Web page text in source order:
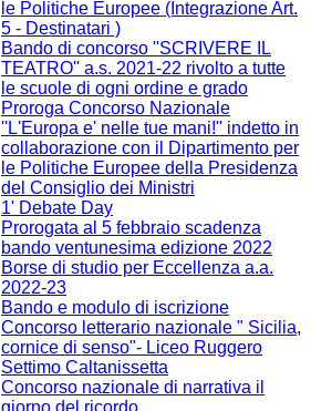
le Politiche Europee (Integrazione Art.
5 - Destinatari )
Bando di concorso ''SCRIVERE IL
TEATRO'' a.s. 2021-22 rivolto a tutte
le scuole di ogni ordine e grado
Proroga Concorso Nazionale
''L'Europa e' nelle tue mani!'' indetto in
collaborazione con il Dipartimento per
le Politiche Europee della Presidenza
del Consiglio dei Ministri
1' Debate Day
Prorogata al 5 febbraio scadenza
bando ventunesima edizione 2022
Borse di studio per Eccellenza a.a.
2022-23
Bando e modulo di iscrizione
Concorso letterario nazionale " Sicilia,
cornice di senso"- Liceo Ruggero
Settimo Caltanissetta
Concorso nazionale di narrativa il